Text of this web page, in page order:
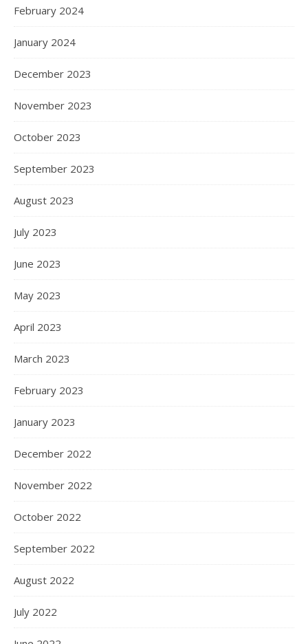
February 2024
January 2024
December 2023
November 2023
October 2023
September 2023
August 2023
July 2023
June 2023
May 2023
April 2023
March 2023
February 2023
January 2023
December 2022
November 2022
October 2022
September 2022
August 2022
July 2022